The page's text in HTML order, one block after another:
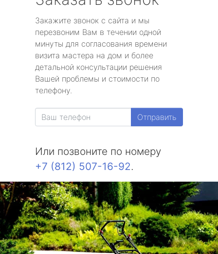
Закажите звонок с сайта и мы
перезвоним Вам в течении одной
минуты для согласования времени
визита мастера на дом и более
детальной консультации решения
Вашей проблемы и стоимости по
телефону.
Отправить
Или позвоните по номеру
+7 (812) 507-16-92.